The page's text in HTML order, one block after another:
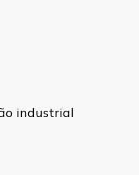
industrial